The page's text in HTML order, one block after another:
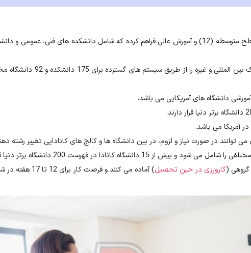
کانادا آموزش رایگان را برای تمامی شهروندانش تا سطح متوسطه (12) و آموزش عالی فراهم کرده که شامل دانشکده های فنی،
موسسات کانادایی مدارک مختلفی مانند دیپلم، مدارک بین المللی و غیره
دانشگاه های آمریکایی می باشد.
آمریکا می باشد.
در صورت نیاز و لزوم، در بین دانشگاه ها و کالج های کانادایی تغییر رشته
کانادا در فهرست 200 دانشگاه برتر دنیا قرار دارند.
گروهی (کارورزی در حین تحصیل
) آماده می کنند و فرصت کار